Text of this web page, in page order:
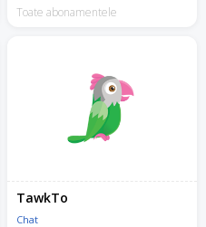
Toate abonamentele
TawkTo
Chat